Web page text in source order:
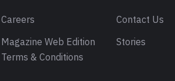
Careers
Contact Us
Magazine Web Edition
Terms & Conditions
Stories